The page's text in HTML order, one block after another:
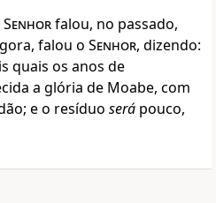
Senhorfalou, no passado,
falou o Senhor, dizendo:
quais os anos de
a glória de Moabe, com
e o resíduo será pouco,